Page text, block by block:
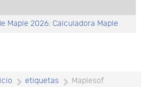
Maple 2026: Calculadora Maple
etiquetas Maplesof